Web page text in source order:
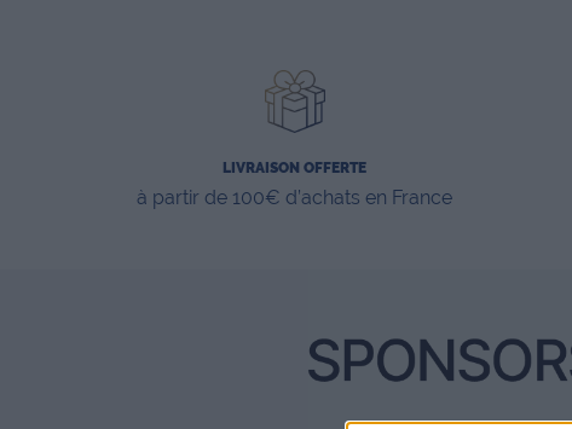
LIVRAISON OFFERTE
à partir de 100€ d’achats en France